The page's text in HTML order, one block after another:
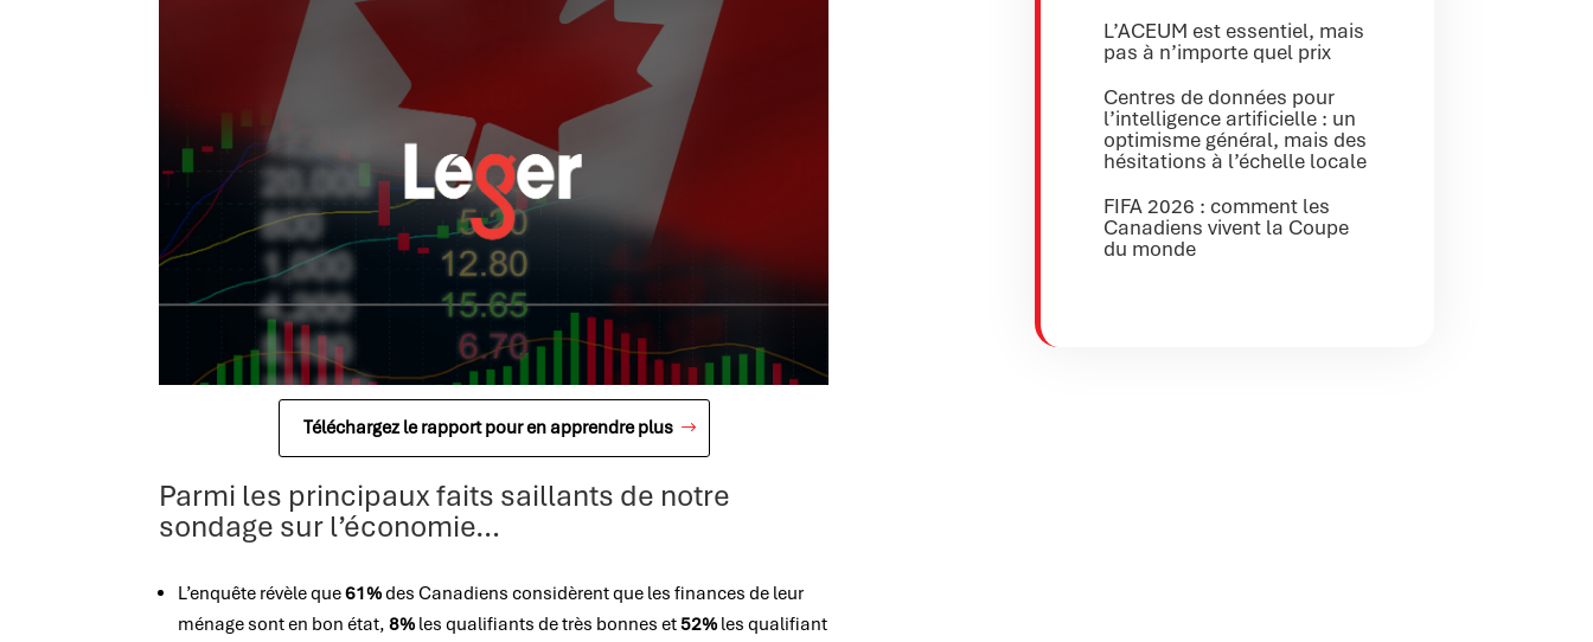
Téléchargez le rapport pour en apprendre plus
Parmi les principaux faits saillants de notre
sondage sur l’économie…
L’enquête révèle que61%des Canadiens considèrent que les finances de leur
ménage sont en bon état,8% les qualifiants de très bonnes et52% les qualifiant
L’ACEUM est essentiel, mais
pas à n’importe quel prix
Centres de données pour
l’intelligence artificielle : un
optimisme général, mais des
hésitations à l’échelle locale
FIFA 2026 : comment les
Canadiens vivent la Coupe
du monde